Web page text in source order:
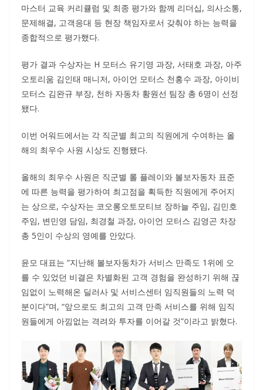
마스터 교육 커리큘럼 및 최종 평가와 함께 리더십, 의사소통,
문제해결, 고객응대 등 현장 책임자로서 갖춰야 하는 능력을
종합적으로 평가했다.
평가 결과 수상자는 H 모터스 유기영 과장, 서태호 과장, 아주
오토리움 김인태 매니저, 아이언 모터스 천홍수 과장, 아이비
모터스 김완규 부장, 천하 자동차 황원선 팀장 총 6명이 선정
됐다.
이번 어워드에서는 각 직군별 최고의 직원에게 수여하는 올
해의 최우수 사원 시상도 진행됐다.
올해의 최우수 사원은 직군별 롤 플레이와 볼보자동차 표준
에 따른 능력을 평가하여 최고점을 획득한 직원에게 주어지
는 상으로, 수상자는 코오롱오토모티브 장하늘 주임, 김민호
주임, 변민영 담임, 최경철 과장, 아이언 모터스 김영곤 차장
총 5인이 수상의 영예를 안았다.
윤모 대표는 “지난해 볼보자동차가 서비스 만족도 1위에 오
를 수 있었던 비결은 차별화된 고객 경험을 완성하기 위해 끊
임없이 노력해온 딜러사 및 서비스센터 임직원들의 노력 덕
분이다”며, “앞으로도 최고의 고객 만족 서비스를 위해 임직
원들에게 아낌없는 격려와 투자를 이어갈 것”이라고 밝혔다.